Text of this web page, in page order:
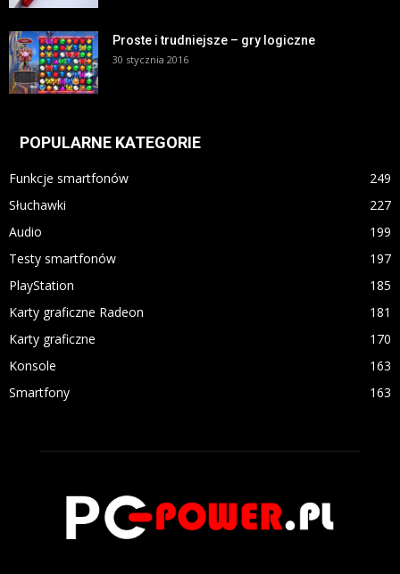
Proste i trudniejsze – gry logiczne
30 stycznia 2016
POPULARNE KATEGORIE
Funkcje smartfonów
249
Słuchawki
227
Audio
199
Testy smartfonów
197
PlayStation
185
Karty graficzne Radeon
181
Karty graficzne
170
Konsole
163
Smartfony
163